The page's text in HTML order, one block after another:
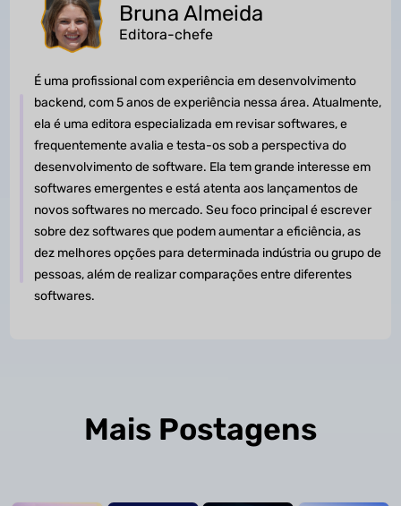
Bruna Almeida
Editora-chefe
É uma profissional com experiência em desenvolvimento
backend, com 5 anos de experiência nessa área. Atualmente,
ela é uma editora especializada em revisar softwares, e
frequentemente avalia e testa-os sob a perspectiva do
desenvolvimento de software. Ela tem grande interesse em
softwares emergentes e está atenta aos lançamentos de
novos softwares no mercado. Seu foco principal é escrever
sobre dez softwares que podem aumentar a eficiência, as
dez melhores opções para determinada indústria ou grupo de
pessoas, além de realizar comparações entre diferentes
softwares.
Mais Postagens